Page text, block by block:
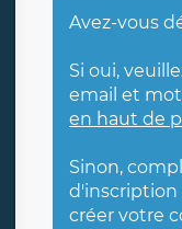
Avez-vous
Si oui,
email et
en haut de
Sinon,
d'inscription
créer votre